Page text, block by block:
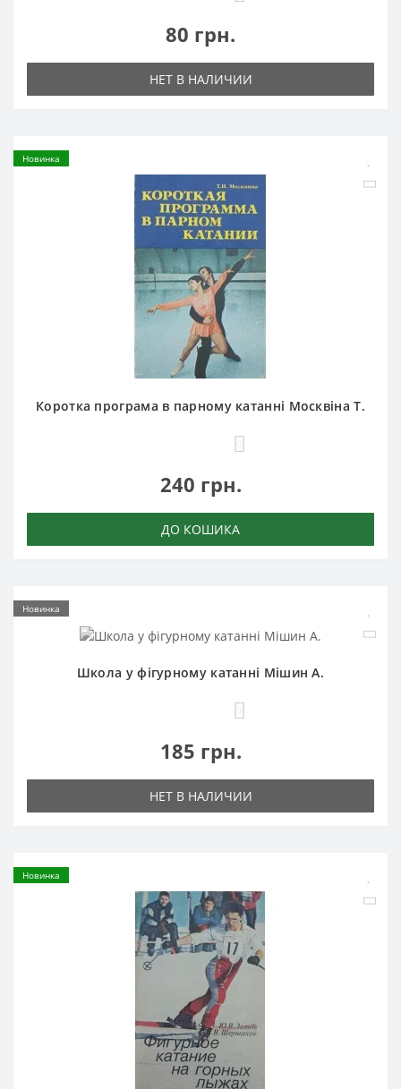
80 грн.
НЕТ В НАЛИЧИИ
Новинка
Коротка програма в парному катанні Москвіна Т.
240 грн.
ДО КОШИКА
Новинка
Школа у фігурному катанні Мішин А.
185 грн.
НЕТ В НАЛИЧИИ
Новинка